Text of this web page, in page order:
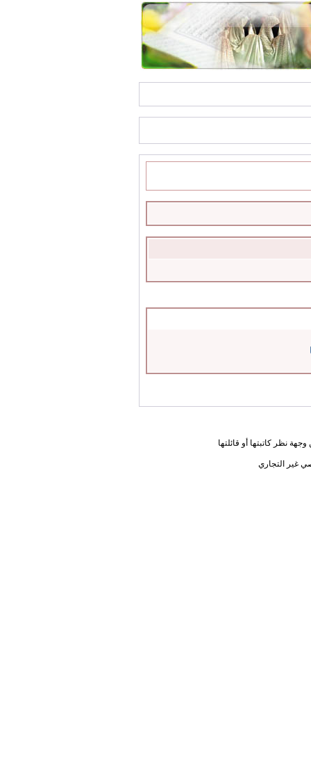
نظر كاتبتها أو قائلتها
غير التجاري